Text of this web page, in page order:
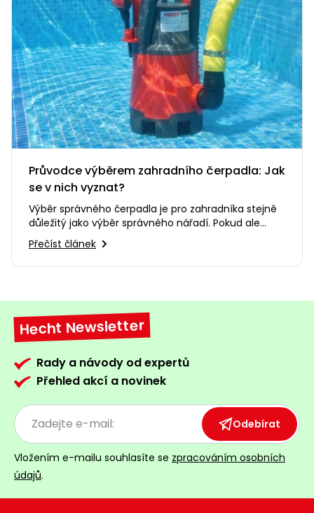
Průvodce výběrem zahradního čerpadla: Jak
se v nich vyznat?
Výběr správného čerpadla je pro zahradníka stejně
důležitý jako výběr správného nářadí. Pokud ale
nejste odborníci na…
Přečíst článek
Hecht Newsletter
Rady a návody od expertů
Přehled akcí a novinek
Odebírat
Vložením e-mailu souhlasíte se zpracováním osobních
údajů.